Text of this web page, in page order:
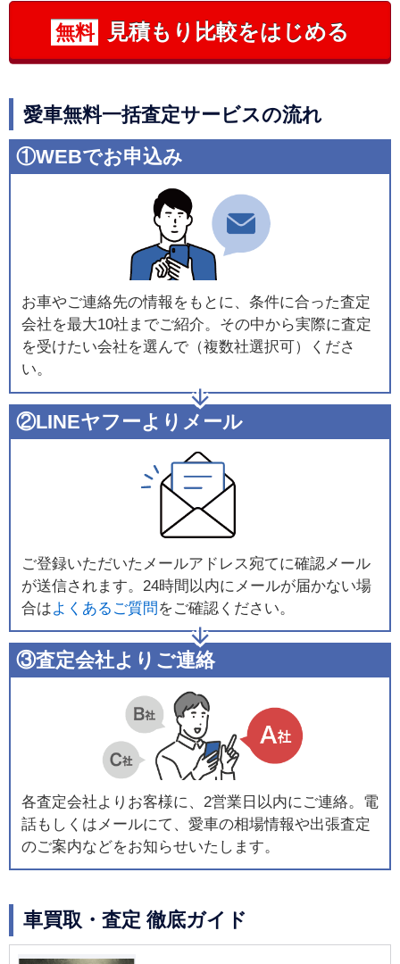
無料 見積もり比較をはじめる
愛車無料一括査定サービスの流れ
①WEBでお申込み
お車やご連絡先の情報をもとに、条件に合った査定
会社を最大10社までご紹介。その中から実際に査定
を受けたい会社を選んで（複数社選択可）くださ
い。
②LINEヤフーよりメール
ご登録いただいたメールアドレス宛てに確認メール
が送信されます。24時間以内にメールが届かない場
合はよくあるご質問 をご確認ください。
③査定会社よりご連絡
各査定会社よりお客様に、2営業日以内にご連絡。電
話もしくはメールにて、愛車の相場情報や出張査定
のご案内などをお知らせいたします。
車買取・査定 徹底ガイド